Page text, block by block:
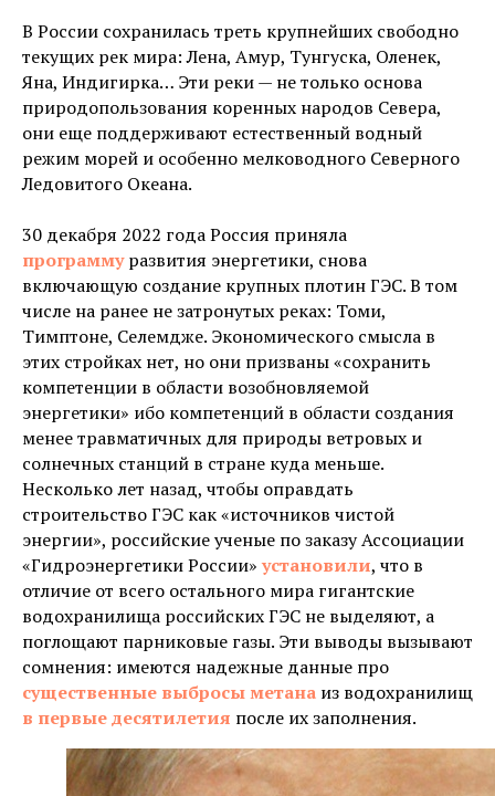
В России сохранилась треть крупнейших свободно
текущих рек мира: Лена, Амур, Тунгуска, Оленек,
Яна, Индигирка… Эти реки — не только основа
природопользования коренных народов Севера,
они еще поддерживают естественный водный
режим морей и особенно мелководного Северного
Ледовитого Океана.
30 декабря 2022 года Россия приняла
программуразвития энергетики, снова
включающую создание крупных плотин ГЭС. В том
числе на ранее не затронутых реках: Томи,
Тимптоне, Селемдже. Экономического смысла в
этих стройках нет, но они призваны «сохранить
компетенции в области возобновляемой
энергетики» ибо компетенций в области создания
менее травматичных для природы ветровых и
солнечных станций в стране куда меньше.
Несколько лет назад, чтобы оправдать
строительство ГЭС как «источников чистой
энергии», российские ученые по заказу Ассоциации
«Гидроэнергетики России»установили, что в
отличие от всего остального мира гигантские
водохранилища российских ГЭС не выделяют, а
поглощают парниковые газы. Эти выводы вызывают
сомнения: имеются надежные данные про
существенные выбросы метана из водохранилищ
в первые десятилетия после их заполнения.